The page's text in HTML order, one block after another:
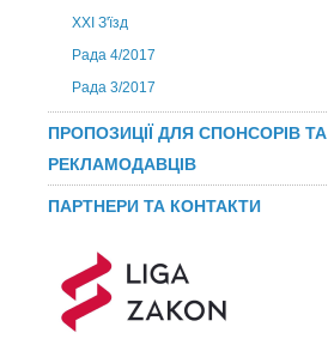
XXI З'їзд
Рада 4/2017
Рада 3/2017
ПРОПОЗИЦІЇ ДЛЯ СПОНСОРІВ ТА
РЕКЛАМОДАВЦІВ
ПАРТНЕРИ ТА КОНТАКТИ